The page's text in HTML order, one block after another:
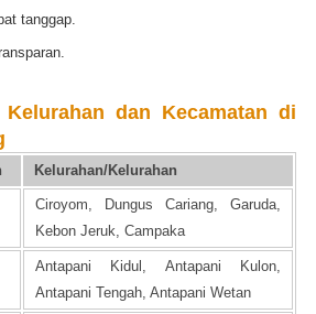
tanggap.
Kelurahan dan Kecamatan di
Kelurahan/Kelurahan
Ciroyom, Dungus Cariang, Garuda,
Kebon Jeruk, Campaka
Antapani Kidul, Antapani Kulon,
Antapani Tengah, Antapani Wetan